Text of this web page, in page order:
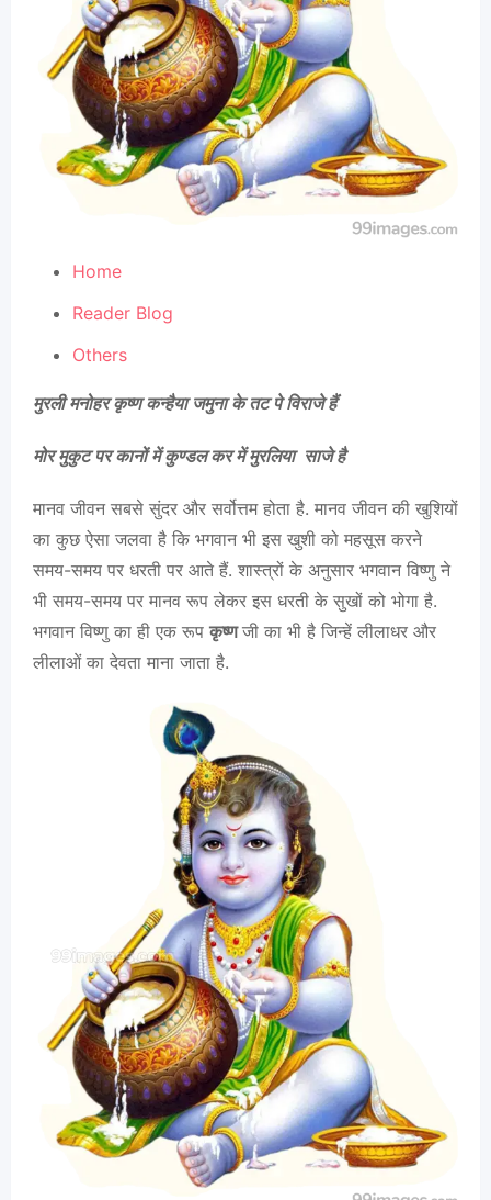
Home
Reader Blog
Others
मुरली मनोहर कृष्ण कन्हैया जमुना के तट पे विराजे हैं
मोर मुकुट पर कानों में कुण्डल कर में मुरलिया साजे है
मानव जीवन सबसे सुंदर और सर्वोत्तम होता है. मानव जीवन की खुशियों
का कुछ ऐसा जलवा है कि भगवान भी इस खुशी को महसूस करने
समय-समय पर धरती पर आते हैं. शास्त्रों के अनुसार भगवान विष्णु ने
भी समय-समय पर मानव रूप लेकर इस धरती के सुखों को भोगा है.
भगवान विष्णु का ही एक रूपकृष्णजी का भी है जिन्हें लीलाधर और
लीलाओं का देवता माना जाता है.